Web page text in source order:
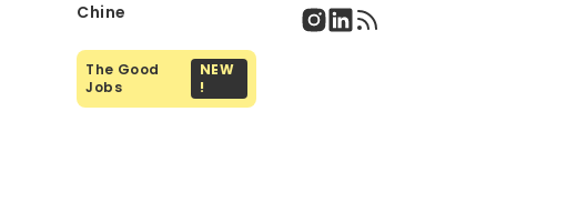
Chine
The Good
Jobs
NEW
!